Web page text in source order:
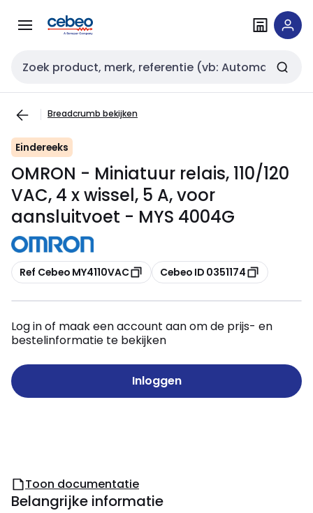
naar
naar
Zoekveld invoer
Breadcrumb bekijken
Eindereeks
OMRON - Miniatuur relais, 110/120
VAC, 4 x wissel, 5 A, voor
aansluitvoet - MYS 4004G
Kopiëren
Ref Cebeo MY4110VAC Kopiëren
Cebeo ID 0351174
Log in of maak een account aan om de prijs- en
bestelinformatie te bekijken
Inloggen
Toon documentatie
Belangrijke informatie